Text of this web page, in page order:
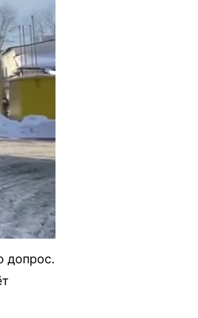
допрос.